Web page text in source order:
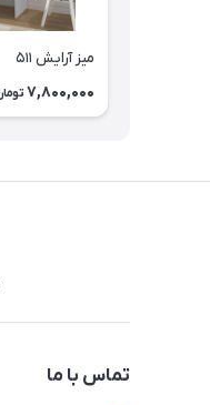
میز آرایش ۵۱۱
7,800,000
تماس با ما